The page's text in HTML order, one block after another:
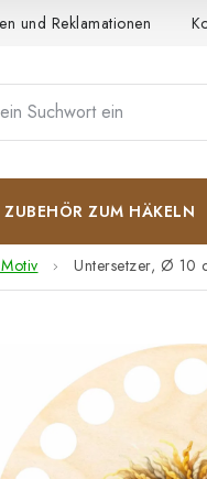
und Reklamationen
ZUBEHÖR ZUM HÄKELN
Untersetzer, Ø 10